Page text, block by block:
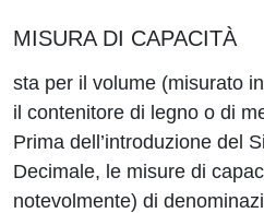
MISURA DI CAPACITÀ
sta per il volume (misurato
il contenitore di legno o di
Prima dell’introduzione del
Decimale, le misure di
notevolmente) di